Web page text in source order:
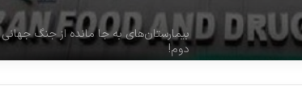
بیمارستان‌های به جا مانده از جنگ جهانی
دوم!